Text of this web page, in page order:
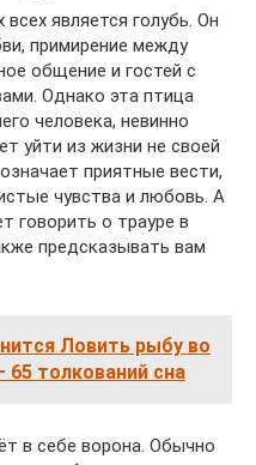
является голубь. Он
примирение между
общение и гостей с
Однако эта птица
человека, невинно
уйти из жизни не своей
приятные вести,
чувства и любовь. А
говорить о трауре в
предсказывать вам
Ловить рыбу во
толкований сна
в себе ворона. Обычно